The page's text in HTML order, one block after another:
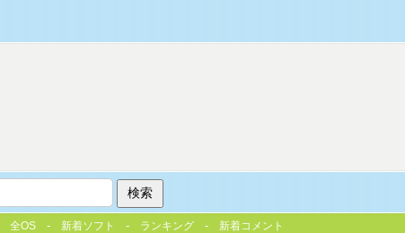
全OS 新着ソフト ランキング 新着コメント